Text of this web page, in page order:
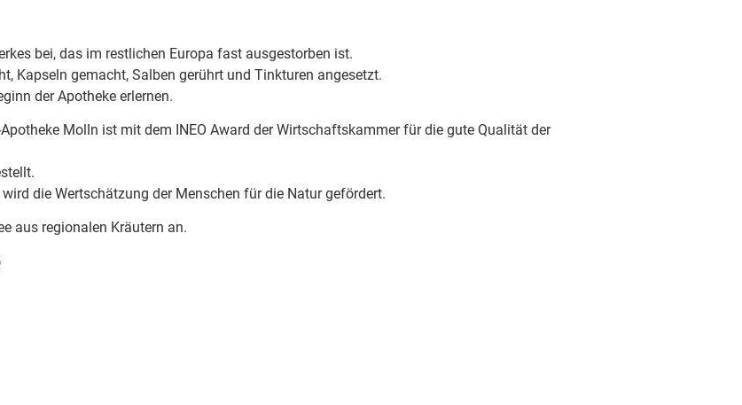
bei, das im restlichen Europa fast ausgestorben ist.
Kapseln gemacht, Salben gerührt und Tinkturen angesetzt.
der Apotheke erlernen.
Molln ist mit dem INEO Award der Wirtschaftskammer für die gute Qualität der
die Wertschätzung der Menschen für die Natur gefördert.
aus regionalen Kräutern an.